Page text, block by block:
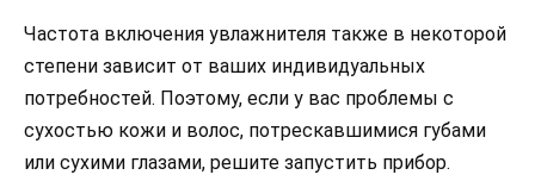
Частота включения увлажнителя также в некоторой
степени зависит от ваших индивидуальных
потребностей. Поэтому, если у вас проблемы с
сухостью кожи и волос, потрескавшимися губами
или сухими глазами, решите запустить прибор.